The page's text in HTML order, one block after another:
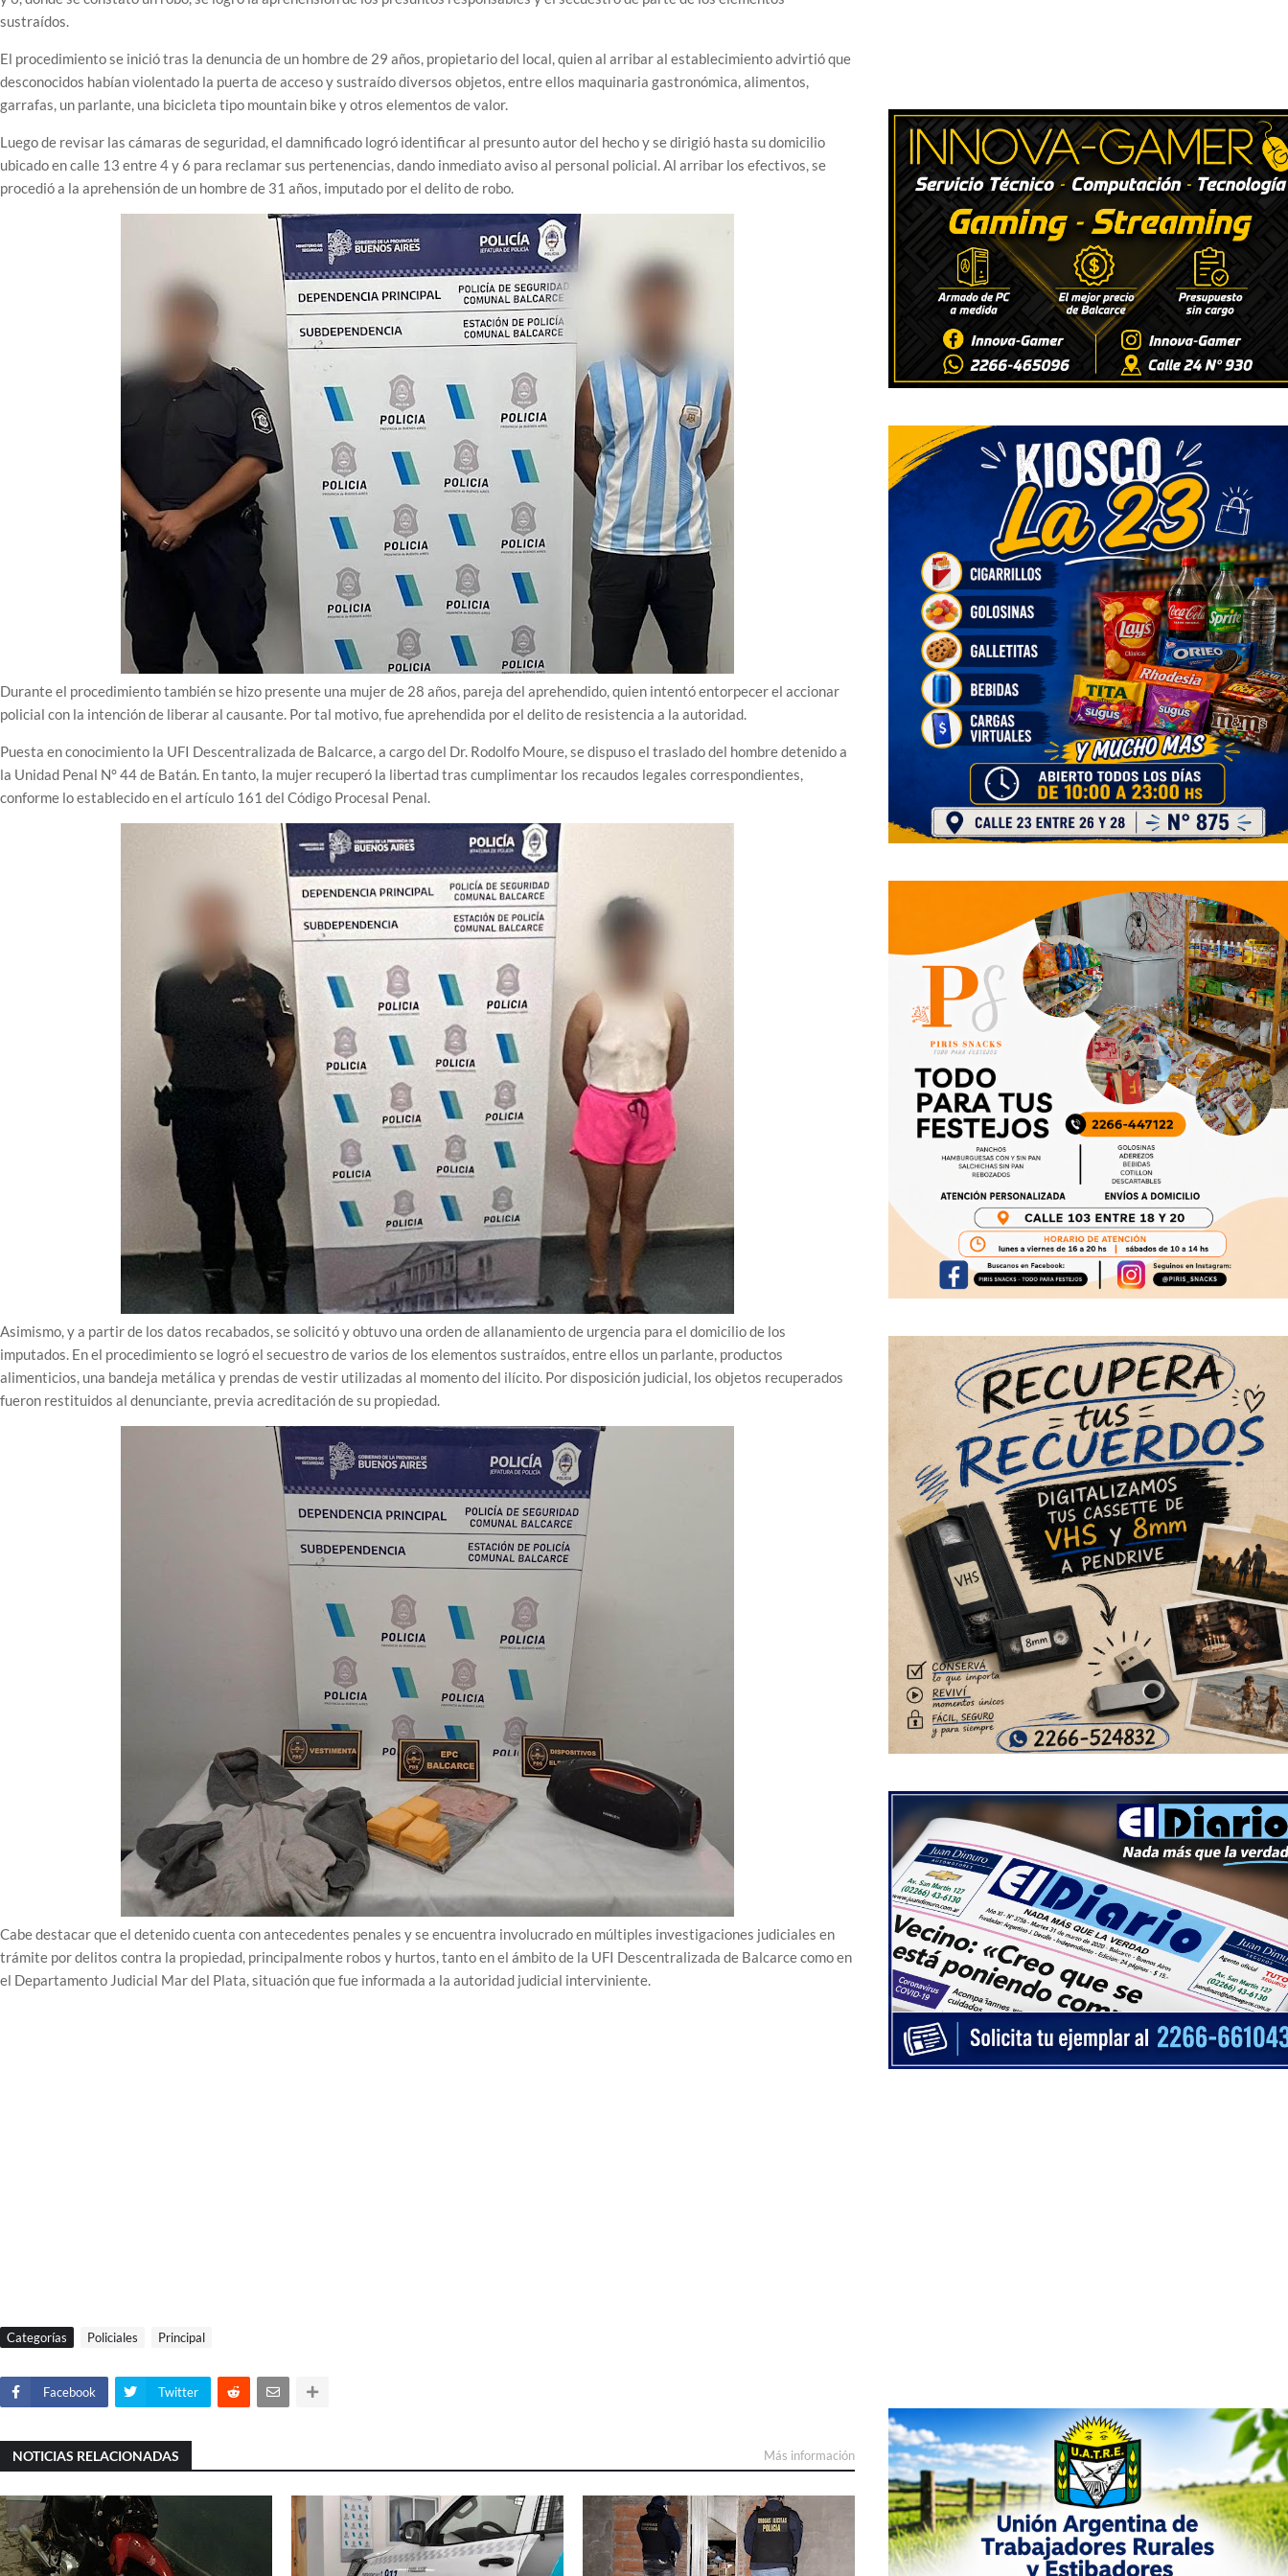
sustraídos.
El procedimiento se inició tras la denuncia de un hombre de 29 años, propietario del local, quien al arribar al establecimiento advirtió que
desconocidos habían violentado la puerta de acceso y sustraído diversos objetos, entre ellos maquinaria gastronómica, alimentos,
garrafas, un parlante, una bicicleta tipo mountain bike y otros elementos de valor.
Luego de revisar las cámaras de seguridad, el damnificado logró identificar al presunto autor del hecho y se dirigió hasta su domicilio
ubicado en calle 13 entre 4 y 6 para reclamar sus pertenencias, dando inmediato aviso al personal policial. Al arribar los efectivos, se
procedió a la aprehensión de un hombre de 31 años, imputado por el delito de robo.
Durante el procedimiento también se hizo presente una mujer de 28 años, pareja del aprehendido, quien intentó entorpecer el accionar
policial con la intención de liberar al causante. Por tal motivo, fue aprehendida por el delito de resistencia a la autoridad.
Puesta en conocimiento la UFI Descentralizada de Balcarce, a cargo del Dr. Rodolfo Moure, se dispuso el traslado del hombre detenido a
la Unidad Penal N° 44 de Batán. En tanto, la mujer recuperó la libertad tras cumplimentar los recaudos legales correspondientes,
conforme lo establecido en el artículo 161 del Código Procesal Penal.
Asimismo, y a partir de los datos recabados, se solicitó y obtuvo una orden de allanamiento de urgencia para el domicilio de los
imputados. En el procedimiento se logró el secuestro de varios de los elementos sustraídos, entre ellos un parlante, productos
alimenticios, una bandeja metálica y prendas de vestir utilizadas al momento del ilícito. Por disposición judicial, los objetos recuperados
fueron restituidos al denunciante, previa acreditación de su propiedad.
Cabe destacar que el detenido cuenta con antecedentes penales y se encuentra involucrado en múltiples investigaciones judiciales en
trámite por delitos contra la propiedad, principalmente robos y hurtos, tanto en el ámbito de la UFI Descentralizada de Balcarce como en
el Departamento Judicial Mar del Plata, situación que fue informada a la autoridad judicial interviniente.
Categorías Policiales Principal
Facebook Twitter
NOTICIAS RELACIONADAS Más información